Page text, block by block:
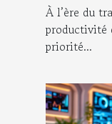
À l’ère du
productivité
priorité...